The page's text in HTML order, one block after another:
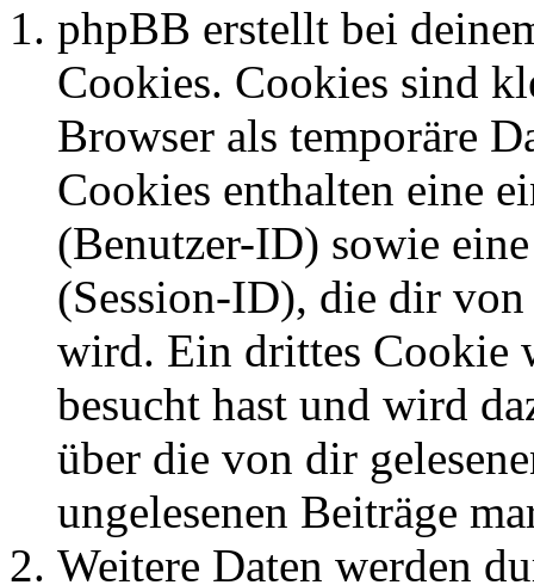
phpBB erstellt bei
Cookies. Cookies sind
Browser als temporäre
Cookies enthalten eine
(Benutzer-ID) sowie
(Session-ID), die dir
wird. Ein drittes Cookie
besucht hast und wird
über die von dir
ungelesenen Beiträge
Weitere Daten werden